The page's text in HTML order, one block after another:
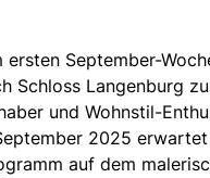
ersten September-
Schloss Langenburg
und Wohnstil-
2025
auf dem